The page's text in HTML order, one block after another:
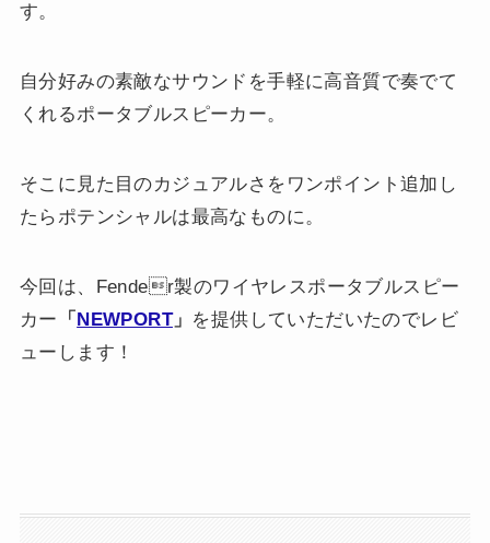
す。
自分好みの素敵なサウンドを手軽に高音質で奏でて
くれるポータブルスピーカー。
そこに見た目のカジュアルさをワンポイント追加し
たらポテンシャルは最高なものに。
今回は、Fender製のワイヤレスポータブルスピー
カー 「 NEWPORT」 を提供していただいたのでレビ
ューします！